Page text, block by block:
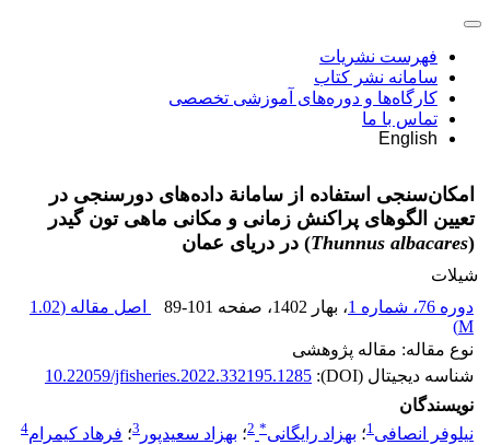
فهرست نشریات
سامانه نشر کتاب
کارگاه‌ها و دوره‌های آموزشی تخصصی
تماس با ما
English
امکان‌سنجی استفاده از سامانة داده‌های دورسنجی در
تعیین الگوهای پراکنش زمانی و مکانی ماهی تون گیدر
(
Thunnus albacares) در دریای عمان
شیلات
دوره 76، شماره 1
، بهار 1402 ، صفحه 89-101 اصل مقاله (1.02
M
)
نوع مقاله: مقاله پژوهشی
شناسه دیجیتال (DOI):
10.22059/jfisheries.2022.332195.1285
نویسندگان
نیلوفر انصافی1؛ بهزاد رایگانی*
2؛ بهزاد سعیدپور 3؛ فرهاد کیمرام4